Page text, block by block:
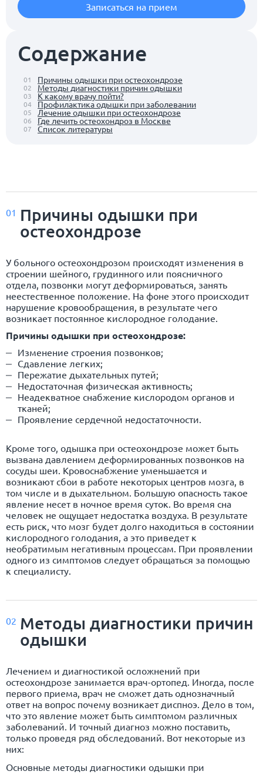
Содержание
01 Причины одышки при остеохондрозе
02 Методы диагностики причин одышки
03 К какому врачу пойти?
04 Профилактика одышки при заболевании
05 Лечение одышки при остеохондрозе
06 Где лечить остеохондроз в Москве
07 Список литературы
Записаться на прием
01 Причины одышки при
остеохондрозе
У больного остеохондрозом происходят изменения в
строении шейного, грудинного или поясничного
отдела, позвонки могут деформироваться, занять
неестественное положение. На фоне этого происходит
нарушение кровообращения, в результате чего
возникает постоянное кислородное голодание.
Причины одышки при остеохондрозе:
Изменение строения позвонков;
Сдавление легких;
Пережатие дыхательных путей;
Недостаточная физическая активность;
Неадекватное снабжение кислородом органов и
тканей;
Проявление сердечной недостаточности.
Кроме того, одышка при остеохондрозе может быть
вызвана давлением деформированных позвонков на
сосуды шеи. Кровоснабжение уменьшается и
возникают сбои в работе некоторых центров мозга, в
том числе и в дыхательном. Большую опасность такое
явление несет в ночное время суток. Во время сна
человек не ощущает недостатка воздуха. В результате
есть риск, что мозг будет долго находиться в состоянии
кислородного голодания, а это приведет к
необратимым негативным процессам. При проявлении
одного из симптомов следует обращаться за помощью
к специалисту.
02 Методы диагностики причин
одышки
Лечением и диагностикой осложнений при
остеохондрозе занимается врач-ортопед. Иногда, после
первого приема, врач не сможет дать однозначный
ответ на вопрос почему возникает диспноэ. Дело в том,
что это явление может быть симптомом различных
заболеваний. И точный диагноз можно поставить,
только проведя ряд обследований. Вот некоторые из
них:
Основные методы диагностики одышки при